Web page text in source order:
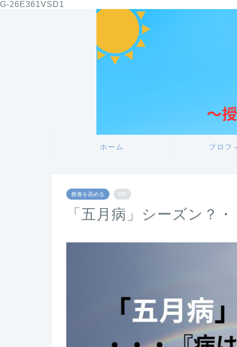
G-26E361VSD1
ホーム プロフ
教養を高める PR
「五月病」シーズン？